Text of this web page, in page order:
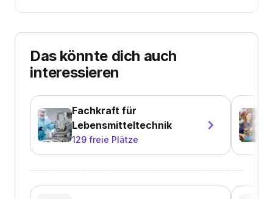
Das könnte dich auch
interessieren
Fachkraft für
Lebensmitteltechnik
129 freie Plätze